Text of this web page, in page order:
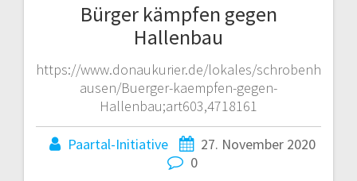
Bürger kämpfen gegen
Hallenbau
https://www.donaukurier.de/lokales/schrobenh
ausen/Buerger-kaempfen-gegen-
Hallenbau;art603,4718161
Paartal-Initiative
27. November 2020
0